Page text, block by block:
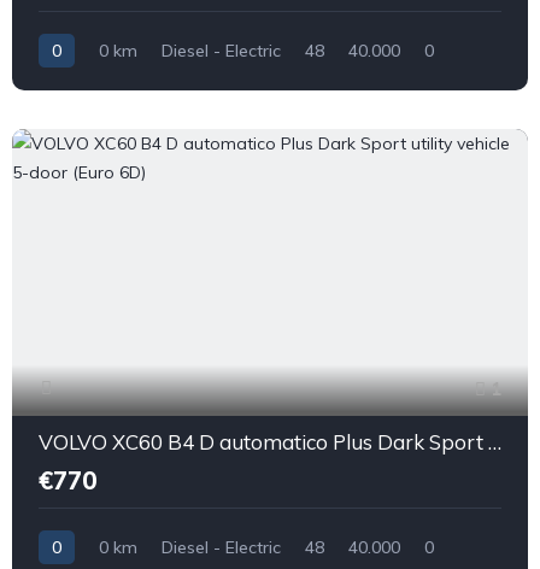
0 0 km Diesel - Electric 48 40.000 0
1
VOLVO XC60 B4 D automatico Plus Dark Sport utility vehicle 5-door (Euro 6D)
€770
0 0 km Diesel - Electric 48 40.000 0